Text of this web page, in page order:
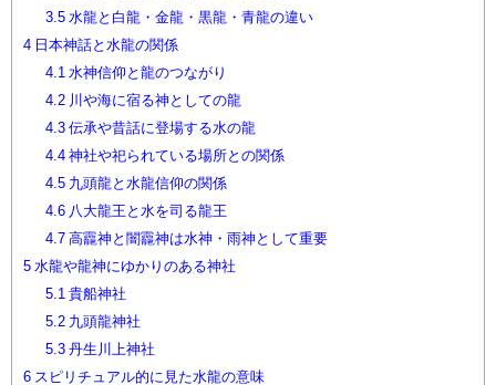
3.5水龍と白龍・金龍・黒龍・青龍の違い
4 日本神話と水龍の関係
4.1 水神信仰と龍のつながり
4.2川や海に宿る神としての龍
4.3伝承や昔話に登場する水の龍
4.4神社や祀られている場所との関係
4.5九頭龍と水龍信仰の関係
4.6八大龍王と水を司る龍王
4.7高龗神と闇龗神は水神・雨神として重要
5 水龍や龍神にゆかりのある神社
5.1 貴船神社
5.2九頭龍神社
5.3丹生川上神社
6 スピリチュアル的に見た水龍の意味